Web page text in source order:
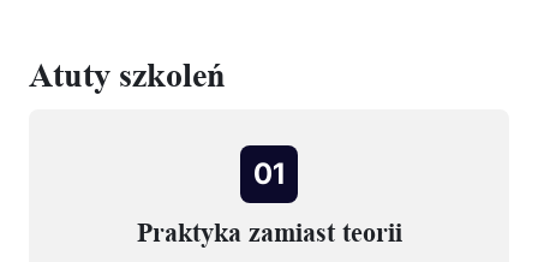
Atuty szkoleń
01
Praktyka zamiast teorii